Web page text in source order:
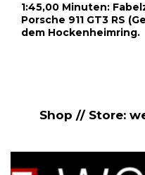
1:45,00 Minuten:
Porsche 911 GT3 RS
dem Hockenheimring.
Shop // Store: